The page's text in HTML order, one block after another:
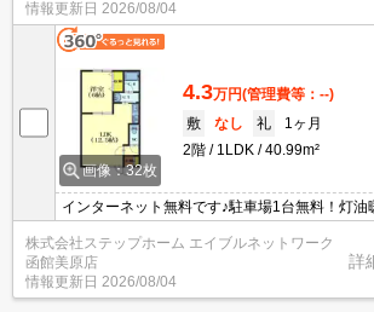
情報更新日 2026/08/04
画像：32枚
4.3万円(管理費等：--)
敷
なし 礼
1ヶ月
2階
1LDK 40.99m²
インターネット無料です♪駐車場1台無料！灯油
株式会社ステップホーム エイブルネットワーク
函館美原店
情報更新日 2026/08/04
詳